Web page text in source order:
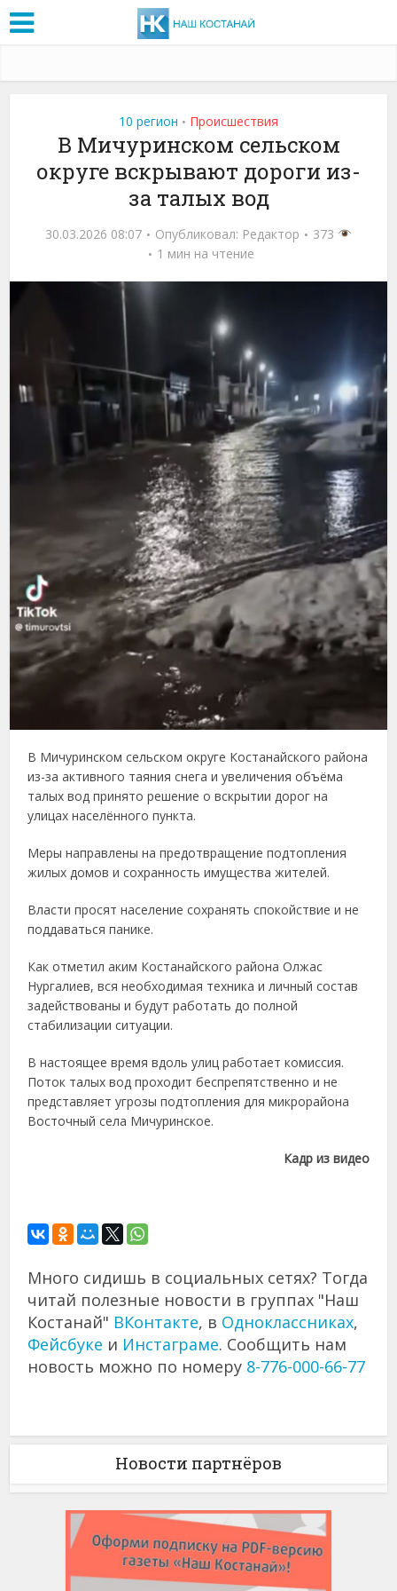
10 регион • Проиcшествия
В Мичуринском сельском
округе вскрывают дороги из-
за талых вод
30.03.2026 08:07 Опубликовал: Редактор
373
1 мин на чтение
В Мичуринском сельском округе Костанайского района
из-за активного таяния снега и увеличения объёма
талых вод принято решение о вскрытии дорог на
улицах населённого пункта.
Меры направлены на предотвращение подтопления
жилых домов и сохранность имущества жителей.
Власти просят население сохранять спокойствие и не
поддаваться панике.
Как отметил аким Костанайского района Олжас
Нургалиев, вся необходимая техника и личный состав
задействованы и будут работать до полной
стабилизации ситуации.
В настоящее время вдоль улиц работает комиссия.
Поток талых вод проходит беспрепятственно и не
представляет угрозы подтопления для микрорайона
Восточный села Мичуринское.
Кадр из видео
Много сидишь в социальных сетях? Тогда
читай полезные новости в группах "Наш
Костанай" ВКонтакте, в Одноклассниках,
Фейсбуке и Инстаграме. Сообщить нам
новость можно по номеру 8-776-000-66-77
Новости партнёров